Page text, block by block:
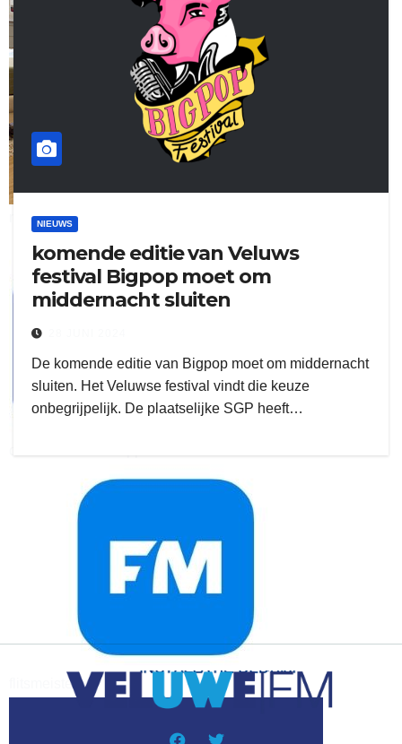
word vrijwilliger (1)
zielman
delangekortland
ruitengaparket
flitsmeister
NIEUWS
komende editie van Veluws
festival Bigpop moet om
middernacht sluiten
De komende editie van Bigpop moet om middernacht
sluiten. Het Veluwse festival vindt die keuze
onbegrijpelijk. De plaatselijke SGP heeft…